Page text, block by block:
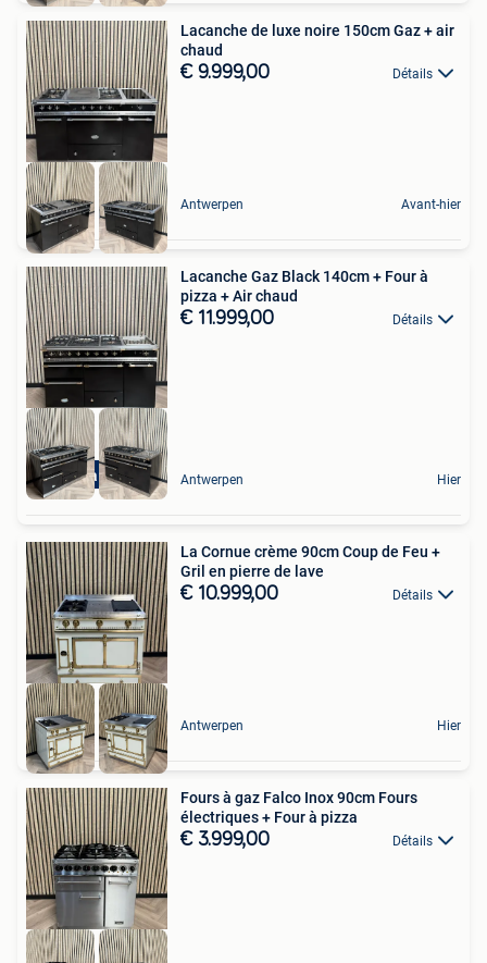
Lacanche de luxe noire 150cm Gaz + air
chaud
€ 9.999,00 Détails
Antwerpen Avant-hier
Pizza oven
Lacanche Gaz Black 140cm + Four à
pizza + Air chaud
€ 11.999,00 Détails
Antwerpen Hier
La Cornue crème 90cm Coup de Feu +
Gril en pierre de lave
€ 10.999,00 Détails
Antwerpen Hier
Fours à gaz Falco Inox 90cm Fours
électriques + Four à pizza
€ 3.999,00 Détails